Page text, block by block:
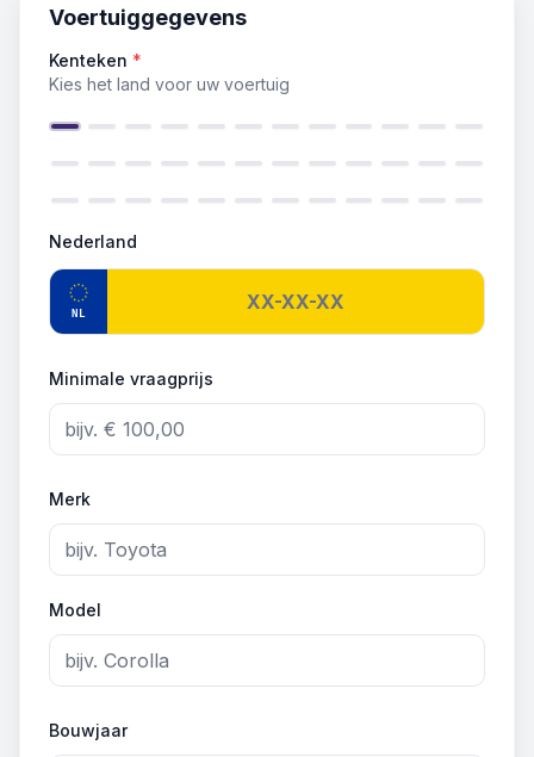
Voertuiggegevens
Kenteken *
Kies het land voor uw voertuig
Nederland
NL
Minimale vraagprijs
Merk
Model
Bouwjaar